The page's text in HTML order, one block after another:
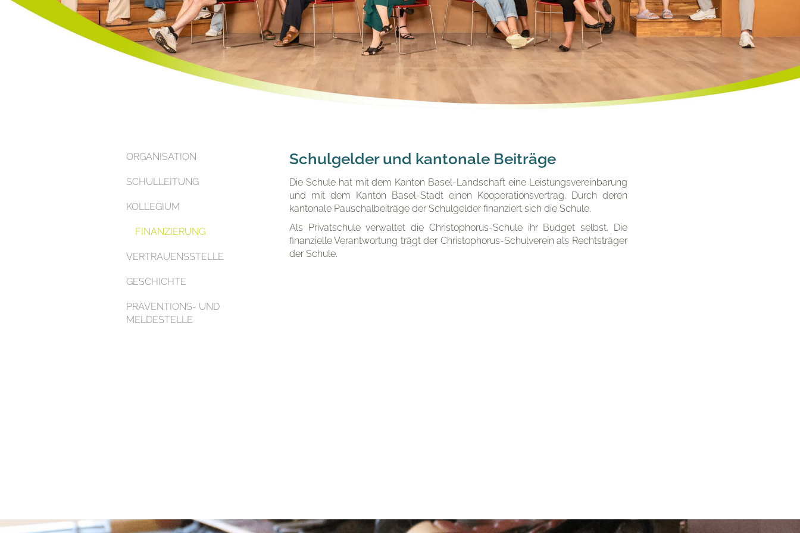
ORGANISATION
SCHULLEITUNG
KOLLEGIUM
FINANZIERUNG
VERTRAUENSSTELLE
GESCHICHTE
PRÄVENTIONS- UND
MELDESTELLE
Schulgelder und kantonale Beiträge
Die Schule hat mit dem Kanton Basel-Landschaft eine Leistungsvereinbarung
und mit dem Kanton Basel-Stadt einen Kooperationsvertrag. Durch deren
kantonale Pauschalbeiträge der Schulgelder finanziert sich die Schule.
Als Privatschule verwaltet die Christophorus-Schule ihr Budget selbst. Die
finanzielle Verantwortung trägt der Christophorus-Schulverein als Rechtsträger
der Schule.